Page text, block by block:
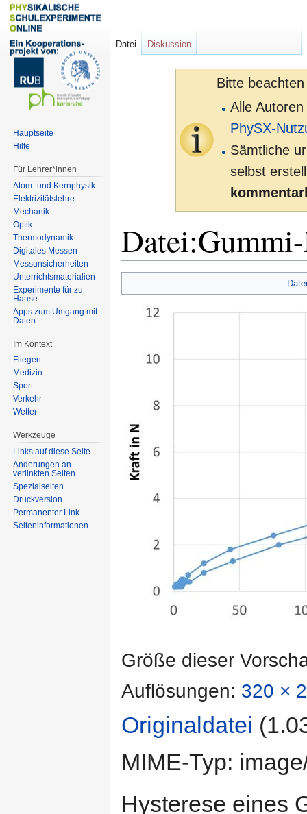
Bitte
Alle
PhySX-
Sämtliche
selbst
Navigation
springen
Suche
springen
Größe dieser
Auflösungen: 320 ×
Originaldatei
MIME-Typ:
Hysterese eines
Datei Diskussion
Hauptseite
Hilfe
Für Lehrer*innen
Atom- und Kernphysik
Elektrizitätslehre
Mechanik
Optik
Thermodynamik
Digitales Messen
Messunsicherheiten
Unterrichtsmaterialien
Experimente für zu
Hause
Apps zum Umgang mit
Daten
Im Kontext
Fliegen
Medizin
Sport
Verkehr
Wetter
Werkzeuge
Links auf diese Seite
Änderungen an
verlinkten Seiten
Spezialseiten
Druckversion
Permanenter Link
Seiten­informationen